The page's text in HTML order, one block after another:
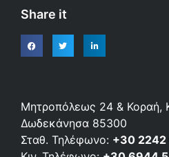
Share it
Μητροπόλεως 24 & Κοραή,
Δωδεκάνησα 85300
Σταθ. Τηλέφωνο: +30